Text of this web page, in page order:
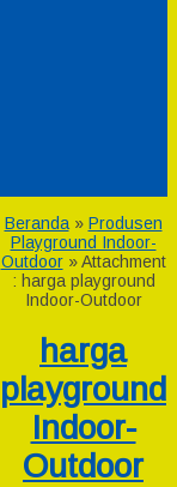
Beranda» Produsen
Playground Indoor-
Outdoor» Attachment
: harga playground
Indoor-Outdoor
harga
playground
Indoor-
Outdoor